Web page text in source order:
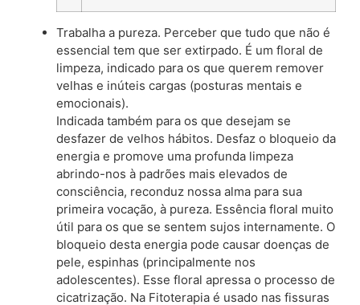
Trabalha a pureza. Perceber que tudo que não é
essencial tem que ser extirpado. É um floral de
limpeza, indicado para os que querem remover
velhas e inúteis cargas (posturas mentais e
emocionais).
Indicada também para os que desejam se
desfazer de velhos hábitos. Desfaz o bloqueio da
energia e promove uma profunda limpeza
abrindo-nos à padrões mais elevados de
consciência, reconduz nossa alma para sua
primeira vocação, à pureza. Essência floral muito
útil para os que se sentem sujos internamente. O
bloqueio desta energia pode causar doenças de
pele, espinhas (principalmente nos
adolescentes). Esse floral apressa o processo de
cicatrização. Na Fitoterapia é usado nas fissuras